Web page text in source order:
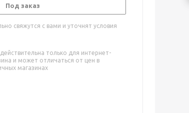
Под заказ
свяжутся с вами и уточнят условия
только для интернет-
и может отличаться от цен в
магазинах